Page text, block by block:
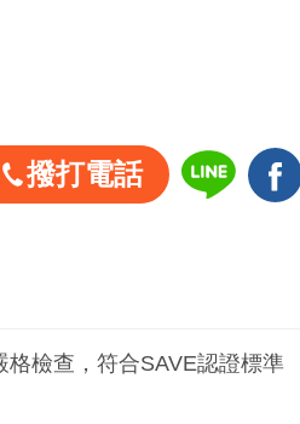
撥打電話
格檢查，符合SAVE認證標準